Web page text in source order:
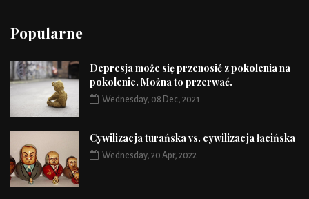
Popularne
Depresja może się przenosić z pokolenia na
pokolenie. Można to przerwać.
Wednesday, 08 Dec, 2021
Cywilizacja turańska vs. cywilizacja łacińska
Wednesday, 20 Apr, 2022